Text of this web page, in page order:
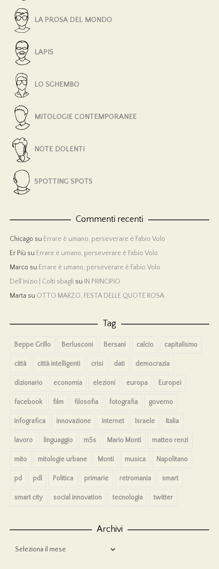
LA PROSA DEL MONDO
LAPIS
LO SGHEMBO
MITOLOGIE CONTEMPORANEE
NOTE DOLENTI
SPOTTING SPOTS
Commenti recenti
Chicago su Errare è umano, perseverare è Fabio Volo
Er Più su Errare è umano, perseverare è Fabio Volo
Marco su Errare è umano, perseverare è Fabio Volo
Dell’inizio | Colti sbagli su IN PRINCIPIO
Marta su OTTO MARZO, FESTA DELLE QUOTE ROSA
Tag
Beppe Grillo Berlusconi Bersani calcio capitalismo
città città intelligenti crisi dati democrazia
dizionario economia elezioni europa Europei
facebook film filosofia fotografia governo
infografica innovazione internet Israele Italia
lavoro linguaggio m5s Mario Monti matteo renzi
mito mitologie urbane Monti musica Napolitano
pd pdl Politica primarie retromania smart
smart city social innovation tecnologia twitter
Archivi
Archivi